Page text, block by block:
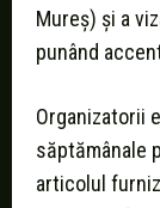
Mureș) și a
punând
Organizatorii
săptămânale
articolul